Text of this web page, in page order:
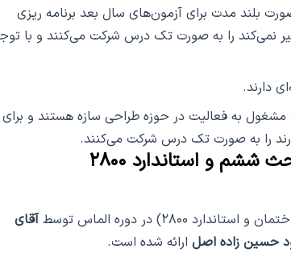
بلند مدت برای آزمون‌های سال بعد برنامه ریزی
نمی‌کند را به صورت تک درس شرکت می‌کنند و با
دارند.
به فعالیت در حوزه طراحی سازه هستند و برای
را به صورت تک درس شرکت می‌کنند.
و استاندارد ۲۸۰۰
در دوره الماس توسط
آقای
حسین زاده اصل ارائه شده است.